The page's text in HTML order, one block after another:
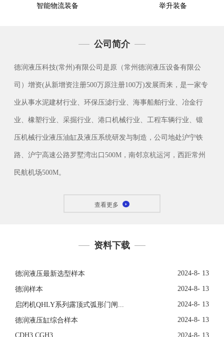
智能物流装备 举升装备
公司简介
德润液压科技(常州)有限公司是原（常州德润液压设备有限公
司）增资(从新增资注册500万原注册100万)发展而来，是一家专
业从事水泥建材行业、环保压滤行业、海事船舶行业、冶金行
业、橡塑行业、采掘行业、港口机械行业、工程车辆行业、锻
压机械行业液压油缸及液压系统研发与制造，公司地处沪宁铁
路、沪宁高速公路罗墅湾出口500M，南邻京杭运河，西距常州
民航机场500M。
查看更多
资料下载
德润液压最新选型样本 2024-8- 13
德润样本 2024-8- 13
启闭机QHLY系列露顶式弧形门闸... 2024-8- 13
德润液压缸综合样本 2024-8- 13
CDH3 CGH3 2024-8- 13